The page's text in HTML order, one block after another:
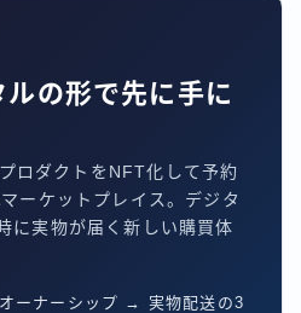
の形で先に手に
ロダクトをNFT化して予約
ーケットプレイス。デジタ
に実物が届く新しい購買体
ーナーシップ → 実物配送の3